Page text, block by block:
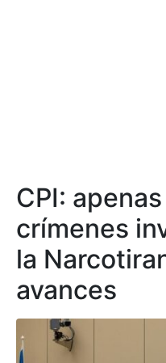
CPI:
crímenes
la
avances